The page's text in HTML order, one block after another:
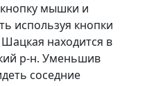
мышки и
используя кнопки
находится в
р-н. Уменьшив
соседние